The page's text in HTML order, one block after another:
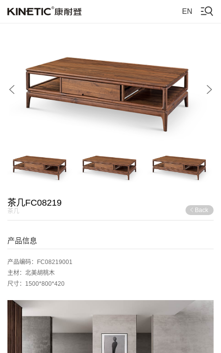
EN
茶几FC08219
茶几 Back
产品信息
产品编码：FC08219001
主材：北美胡桃木
尺寸：1500*800*420